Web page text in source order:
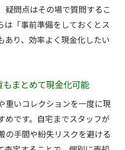
疑問点はその場で質問するこ
は「事前準備をしておくとス
あり、効率よく現金化したい
まとめて現金化可能
重いコレクションを一度に現
めです。自宅までスタッフが
の手間や紛失リスクを避ける